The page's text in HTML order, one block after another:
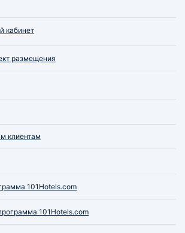
Спасибо за
кабинет
размещения
клиентам
101Hotels.com
101Hotels.com